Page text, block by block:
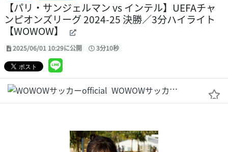
【パリ・サンジェルマン vs インテル】UEFAチャ
ンピオンズリーグ 2024-25 決勝／3分ハイライト
【WOWOW】
2025/06/01 10:29に公開 3分10秒
WOWOWサッカーofficial